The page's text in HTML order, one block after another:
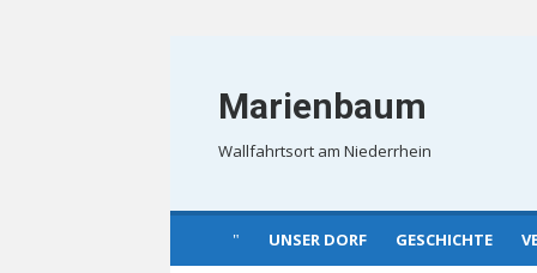
Marienbaum
Wallfahrtsort am Niederrhein
UNSER DORF GESCHICHTE